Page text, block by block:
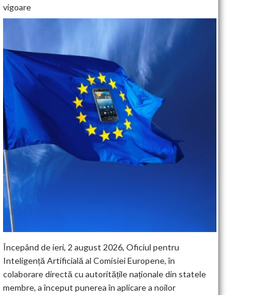
vigoare
Începând de ieri, 2 august 2026, Oficiul pentru
Inteligență Artificială al Comisiei Europene, în
colaborare directă cu autoritățile naționale din statele
membre, a început punerea în aplicare a noilor